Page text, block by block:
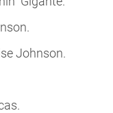
Johnson.